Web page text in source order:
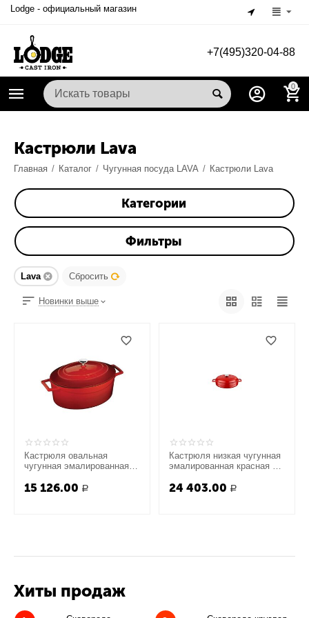
Lodge - официальный магазин
+7(495)320-04-88
0
Кастрюли Lava
Главная / Каталог / Чугунная посуда LAVA / Кастрюли Lava
Категории
Фильтры
Lava Сбросить
Новинки выше
Кастрюля овальная
чугунная эмалированная
см, 4 л, LAVA
15 126.00 Р
Кастрюля низкая чугунная
эмалированная красная с
LAVA
24 403.00 Р
Хиты продаж